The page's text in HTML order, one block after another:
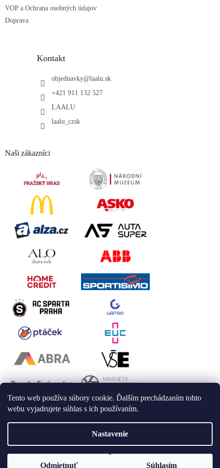
Tento web používa súbory cookie. Ďalším prechádzaním tohto
webu vyjadrujete súhlas s ich používaním.
Nastavenie
Odmietnuť Súhlasím
VOP a Ochrana osobných údajov
Doprava
Kontakt
objednavky@laalu.sk
+421 911 132 527
LAALU
laalu_czsk
Naši zákazníci
Vytvoril Shoptet
Copyright 2026 . Všetky práva vyhradené.